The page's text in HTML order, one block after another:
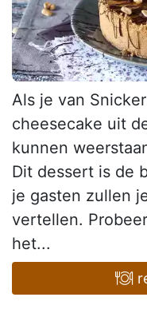
Als je van
cheesecake uit
kunnen
Dit dessert is de
je gasten zullen
vertellen.
het...